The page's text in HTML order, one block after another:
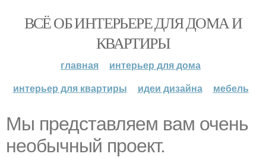
ВСЁ ОБ ИНТЕРЬЕРЕ ДЛЯ ДОМА И
КВАРТИРЫ
главная
интерьер для дома
интерьер для квартиры
идеи дизайна мебель
Мы представляем вам очень
необычный проект.